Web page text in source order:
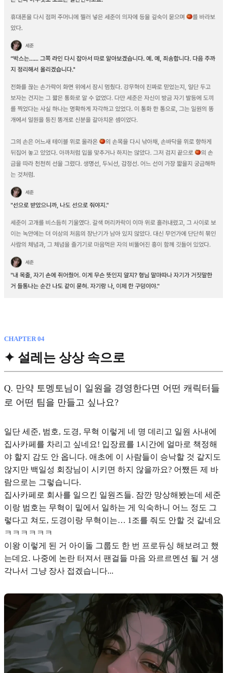
CHAPTER 04
✦ 설레는 상상 속으로
Q. 만약 토멩토님이 일원을 경영한다면 어떤 캐릭터들
로 어떤 팀을 만들고 싶나요?
일단 세준, 범호, 도경, 무혁 이렇게 네 명 데리고 일원 사내에
집사카페를 차리고 싶네요! 입장료를 1시간에 얼마로 책정해
야 할지 감도 안 옵니다. 애초에 이 사람들이 승낙할 것 같지도
않지만 백일성 회장님이 시키면 하지 않을까요? 어쨌든 제 바
람으로는 그렇습니다.
집사카페로 회사를 일으킨 일원즈들. 잠깐 망상해봤는데 세준
이랑 범호는 무혁이 밑에서 일하는 게 익숙하니 어느 정도 그
렇다고 쳐도, 도경이랑 무혁이는… 1조를 줘도 안할 것 같네요
ㅋㅋㅋㅋㅋㅋ
이왕 이렇게 된 거 아이돌 그룹도 한 번 프로듀싱 해보려고 했
는데요. 나중에 논란 터져서 팬걸들 마음 와르르멘션 될 거 생
각나서 그냥 장사 접겠습니다...